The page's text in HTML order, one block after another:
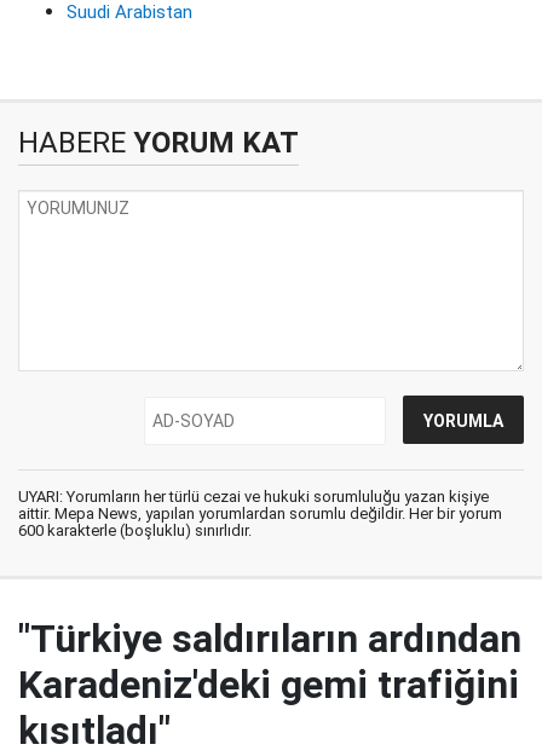
Suudi Arabistan
HABERE YORUM KAT
UYARI: Yorumların her türlü cezai ve hukuki sorumluluğu yazan kişiye
aittir. Mepa News, yapılan yorumlardan sorumlu değildir. Her bir yorum
600 karakterle (boşluklu) sınırlıdır.
"Türkiye saldırıların ardından
Karadeniz'deki gemi trafiğini
kısıtladı"